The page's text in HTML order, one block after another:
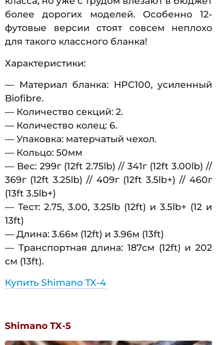
более дорогих моделей. Особенно 12-
футовые версии стоят совсем неплохо
для такого классного бланка!
Характеристики:
— Материал бланка: HPC100, усиленный
Biofibre.
— Количество секций: 2.
— Количество колец: 6.
— Упаковка: матерчатый чехол.
— Кольцо: 50мм
— Вес: 299г (12ft 2.75lb) // 341г (12ft 3.00lb) //
369г (12ft 3.25lb) // 409г (12ft 3.5lb+) // 460г
(13ft 3.5lb+)
— Тест: 2.75, 3.00, 3.25lb (12ft) и 3.5lb+ (12 и
13ft)
— Длина: 3.66м (12ft) и 3.96м (13ft)
— Транспортная длина: 187см (12ft) и 202
см (13ft).
Купить Shimano TX-4
Shimano TX-5